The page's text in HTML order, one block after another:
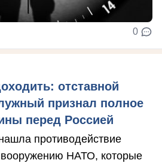
0
отставной
признал полное
перед Россией
противодействие
вооружению НАТО, которые